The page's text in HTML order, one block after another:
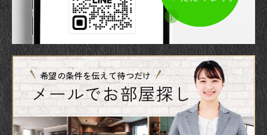
希望の条件を伝えて待つだけ
メールでお部屋探し